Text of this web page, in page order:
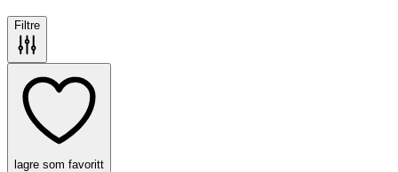
Filtre
lagre som favoritt